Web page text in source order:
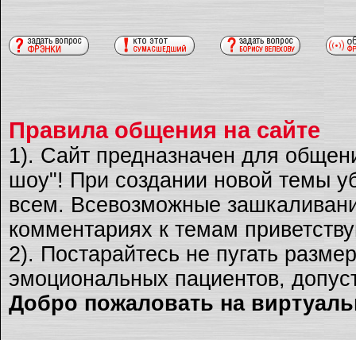
Правила общения на сайте
1). Сайт предназначен для
шоу"! При создании новой темы
всем. Всевозможные
комментариях к темам
2). Постарайтесь не пугать
эмоциональных пациентов,
Добро пожаловать на